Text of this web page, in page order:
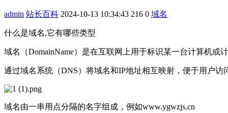
admin 站长百科 2024-10-13 10:34:43 216 0 域名
什么是域名,它有哪些类型
域名（DomainName）是在互联网上用于标识某一台计算机或
通过域名系统（DNS）将域名和IP地址相互映射，便于用户访
域名由一串用点分隔的名字组成，例如www.ygwzjs.cn